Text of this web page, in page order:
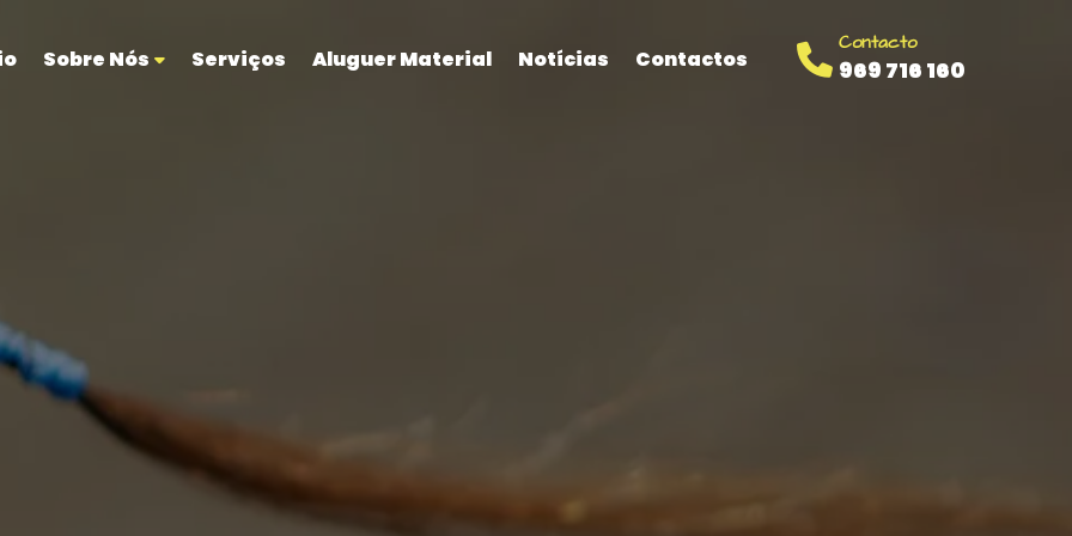
Sobre Nós Serviços Aluguer Material Notícias Contactos
Contacto
969 716 160